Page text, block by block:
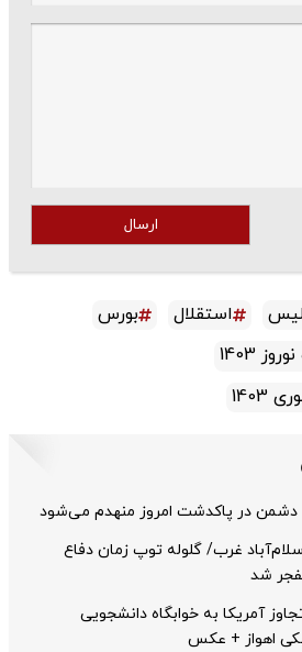
ارسال
استقلال
بورس
1403
دشمن در پاکدشت امروز منهدم می‌شود
غرب/ گلوله توپ زمان دفاع
آمریکا به خوابگاه دانشجویی
اهواز + عکس